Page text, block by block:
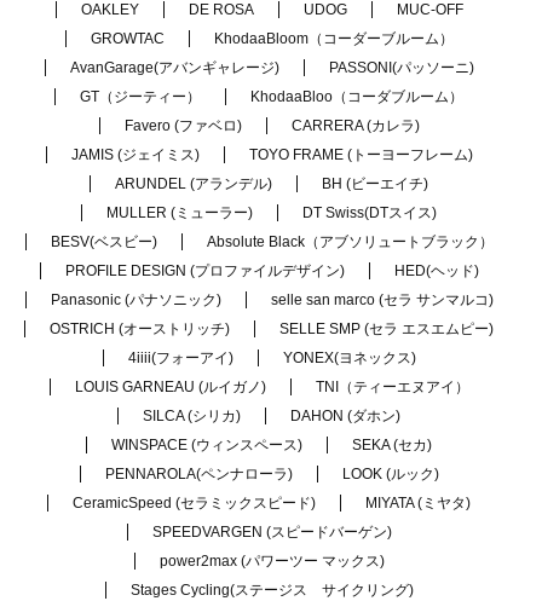
OAKLEY DE ROSA UDOG
MUC-OFF
GROWTAC
KhodaaBloom（コーダーブルーム）
AvanGarage(アバンギャレージ)
PASSONI(パッソーニ)
GT（ジーティー）
KhodaaBloo（コーダブルーム）
Favero (ファベロ)
CARRERA (カレラ)
JAMIS (ジェイミス)
TOYO FRAME (トーヨーフレーム)
ARUNDEL (アランデル)
BH (ビーエイチ)
MULLER (ミューラー)
DT Swiss(DTスイス)
BESV(ベスビー)
Absolute Black（アブソリュートブラック）
PROFILE DESIGN (プロファイルデザイン)
HED(ヘッド)
Panasonic (パナソニック)
selle san marco (セラ サンマルコ)
OSTRICH (オーストリッチ)
SELLE SMP (セラ エスエムピー)
4iiii(フォーアイ)
YONEX(ヨネックス)
LOUIS GARNEAU (ルイガノ)
TNI（ティーエヌアイ）
SILCA (シリカ)
DAHON (ダホン)
WINSPACE (ウィンスペース)
SEKA (セカ)
PENNAROLA(ペンナローラ)
LOOK (ルック)
CeramicSpeed (セラミックスピード)
MIYATA (ミヤタ)
SPEEDVARGEN (スピードバーゲン)
power2max (パワーツー マックス)
Stages Cycling(ステージス サイクリング)